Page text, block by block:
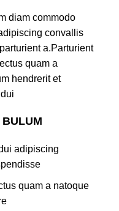
diam commodo
convallis
a.Parturient
quam a
hendrerit et
adipiscing
quam a natoque